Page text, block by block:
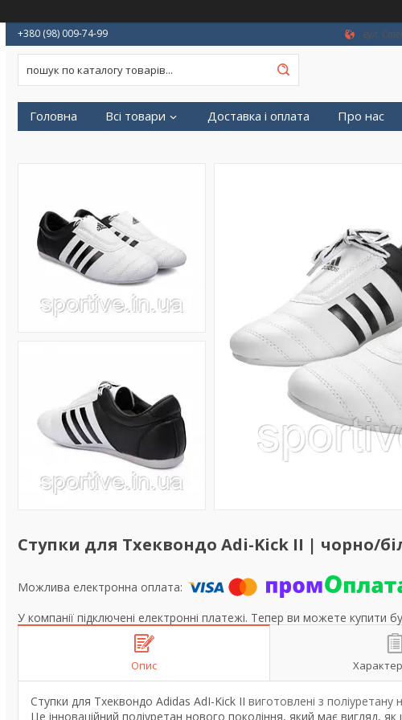
+380 (98) 009-74-99
вул.
Головна Всі товари Доставка і оплата Про нас
Ступки для Тхеквондо Adi-Kick II | чорно/
У компанії підключені електронні платежі. Тепер ви можете купити
Опис
Ступки для Тхеквондо Adidas AdI-Kick II виготовлені з
Це інноваційний поліуретан нового покоління, який має вигляд,